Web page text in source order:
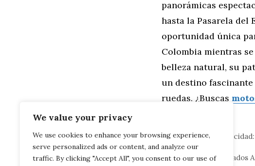
We value your privacy
We use cookies to enhance your browsing experience,
serve personalized ads or content, and analyze our
traffic. By clicking "Accept All", you consent to our use of
panorámicas
hasta la Pasarela del
oportunidad única
Colombia mientras
belleza natural, su
un destino
ruedas. ¿Buscas
Motos en la
del Producto
Personajes Llamados